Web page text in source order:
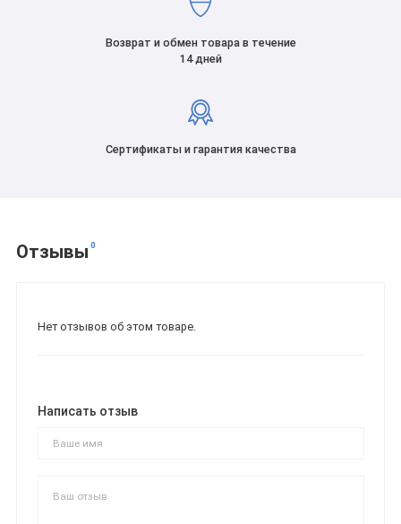
Возврат и обмен товара в течение
14 дней
Сертификаты и гарантия качества
Отзывы 0
Нет отзывов об этом товаре.
Написать отзыв